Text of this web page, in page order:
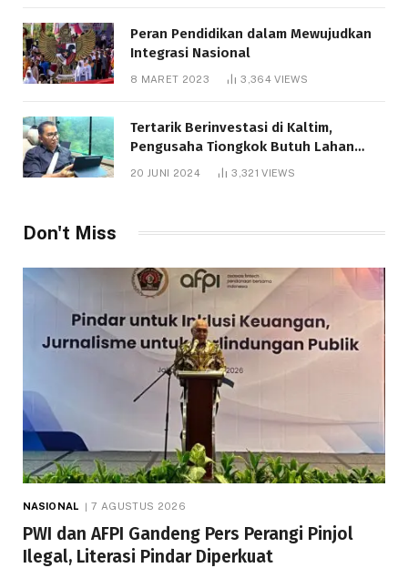
Peran Pendidikan dalam Mewujudkan
Integrasi Nasional
8 MARET 2023 3,364VIEWS
Tertarik Berinvestasi di Kaltim,
Pengusaha Tiongkok Butuh Lahan
1.000 Hektare
20 JUNI 2024 3,321VIEWS
Don't Miss
NASIONAL 7 AGUSTUS 2026
PWI dan AFPI Gandeng Pers Perangi Pinjol
Ilegal, Literasi Pindar Diperkuat